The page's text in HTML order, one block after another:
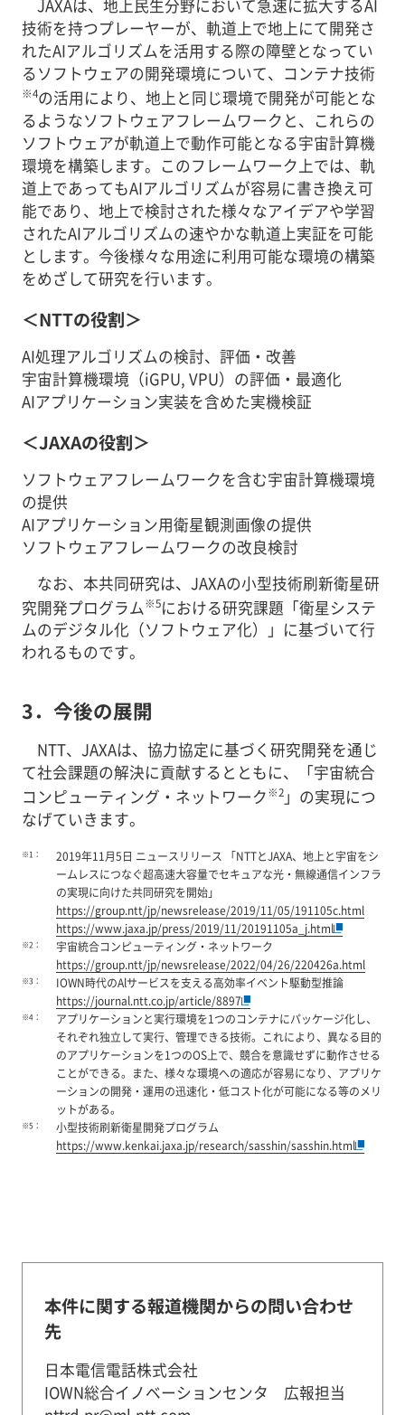
JAXAは、地上民生分野において急速に拡大するAI
技術を持つプレーヤーが、軌道上で地上にて開発さ
れたAIアルゴリズムを活用する際の障壁となってい
るソフトウェアの開発環境について、コンテナ技術
※4の活用により、地上と同じ環境で開発が可能とな
るようなソフトウェアフレームワークと、これらの
ソフトウェアが軌道上で動作可能となる宇宙計算機
環境を構築します。このフレームワーク上では、軌
道上であってもAIアルゴリズムが容易に書き換え可
能であり、地上で検討された様々なアイデアや学習
されたAIアルゴリズムの速やかな軌道上実証を可能
とします。今後様々な用途に利用可能な環境の構築
をめざして研究を行います。
＜NTTの役割＞
AI処理アルゴリズムの検討、評価・改善
宇宙計算機環境（iGPU, VPU）の評価・最適化
AIアプリケーション実装を含めた実機検証
＜JAXAの役割＞
ソフトウェアフレームワークを含む宇宙計算機環境
の提供
AIアプリケーション用衛星観測画像の提供
ソフトウェアフレームワークの改良検討
なお、本共同研究は、JAXAの小型技術刷新衛星研
究開発プログラム※5における研究課題「衛星システ
ムのデジタル化（ソフトウェア化）」に基づいて行
われるものです。
3．今後の展開
NTT、JAXAは、協力協定に基づく研究開発を通じ
て社会課題の解決に貢献するとともに、「宇宙統合
コンピューティング・ネットワーク※2」の実現につ
なげていきます。
※1：
2019年11月5日 ニュースリリース 「NTTとJAXA、地上と宇宙をシ
ームレスにつなぐ超高速大容量でセキュアな光・無線通信インフラ
の実現に向けた共同研究を開始」
https://group.ntt/jp/newsrelease/2019/11/05/191105c.html
https://www.jaxa.jp/press/2019/11/20191105a_j.html
※2：
宇宙統合コンピューティング・ネットワーク
https://group.ntt/jp/newsrelease/2022/04/26/220426a.html
※3：
IOWN時代のAlサービスを支える高効率イベント駆動型推論
https://journal.ntt.co.jp/article/8897
※4：
アプリケーションと実行環境を1つのコンテナにパッケージ化し、
それぞれ独立して実行、管理できる技術。これにより、異なる目的
のアプリケーションを1つのOS上で、競合を意識せずに動作させる
ことができる。また、様々な環境への適応が容易になり、アプリケ
ーションの開発・運用の迅速化・低コスト化が可能になる等のメリ
ットがある。
※5：
小型技術刷新衛星開発プログラム
https://www.kenkai.jaxa.jp/research/sasshin/sasshin.html
本件に関する報道機関からの問い合わせ
先
日本電信電話株式会社
IOWN総合イノベーションセンタ 広報担当